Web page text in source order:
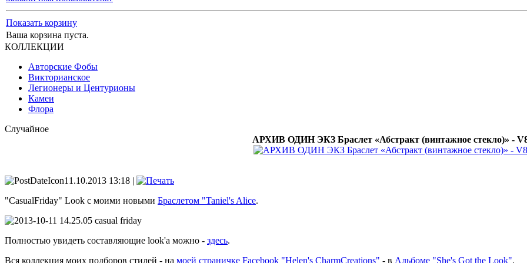
Показать корзину
Ваша корзина пуста.
КОЛЛЕКЦИИ
Авторские Фобы
Викторианское
Легионеры и Центурионы
Камеи
Флора
Случайное
АРХИВ ОДИН ЭКЗ Браслет «Абстракт (винтажное стекло)» -
11.10.2013 13:18 |
"CasualFriday" Look с моими новыми Браслетом "Taniel's Alice.
Полностью увидеть составляющие look'a можно - здесь.
Вся коллекция моих подборов стилей - на моей страничке Facebook "Helen's CharmCreations" - в Альбоме "She's Got the Look".